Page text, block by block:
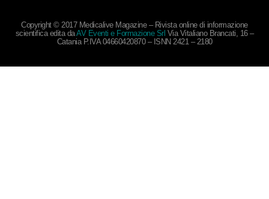
Copyright © 2017 Medicalive Magazine – Rivista online di informazione
scientifica edita daAV Eventi e Formazione Srl Via Vitaliano Brancati, 16 –
Catania P.IVA 04660420870 – ISNN 2421 – 2180